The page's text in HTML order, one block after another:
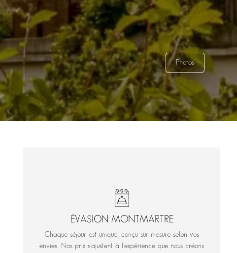
Photos
ÉVASION MONTMARTRE
Chaque séjour est unique, conçu sur mesure selon vos
envies. Nos prix s’ajustent à l’expérience que nous créons